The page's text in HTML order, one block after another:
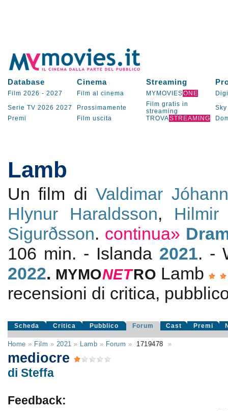
Database Cinema Streaming
Film 2026 - 2027 Film al cinema MYMOVIESONE
Serie TV 2026 2027 Prossimamente
Film gratis in
streaming
Sky
Premi
Film uscita TROVASTREAMING
Lamb
Un film diValdimar
Hlynur Haraldsson,
Sigurðsson. continua»
106 min. - Islanda 2021. -
2022. MYMONETRO Lamb
recensioni di critica,
Scheda Critica Pubblico Forum Cast Premi
Home » Film » 2021 » Lamb » Forum » 1719478 »
mediocre
di Steffa
Feedback: